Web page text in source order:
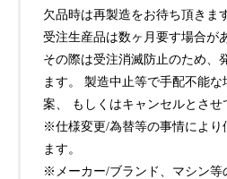
欠品時は再製造をお待ち頂きま
受注生産品は数ヶ月要す場合が
その際は受注消滅防止のため、
ます。 製造中止等で手配不能
案、 もしくはキャンセルとさせ
※仕様変更/為替等の事情により
ます。
※メーカー/ブランド、マシン等